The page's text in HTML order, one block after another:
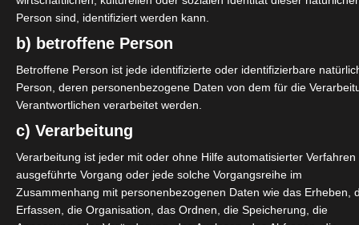
Person sind, identifiziert werden kann.
b) betroffene Person
Betroffene Person ist jede identifizierte oder identifizierbare
Person, deren personenbezogene Daten von dem für die
Verantwortlichen verarbeitet werden.
c) Verarbeitung
Verarbeitung ist jeder mit oder ohne Hilfe automatisierter Verfahren
ausgeführte Vorgang oder jede solche Vorgangsreihe im
Zusammenhang mit personenbezogenen Daten wie das Erheben,
Erfassen, die Organisation, das Ordnen, die Speicherung, die